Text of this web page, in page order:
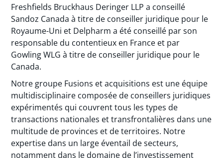
Freshfields Bruckhaus Deringer LLP a conseillé
Sandoz Canada à titre de conseiller juridique pour le
Royaume-Uni et Delpharm a été conseillé par son
responsable du contentieux en France et par
Gowling WLG à titre de conseiller juridique pour le
Canada.
Notre groupe Fusions et acquisitions est une équipe
multidisciplinaire composée de conseillers juridiques
expérimentés qui couvrent tous les types de
transactions nationales et transfrontalières dans une
multitude de provinces et de territoires. Notre
expertise dans un large éventail de secteurs,
notamment dans le domaine de l’investissement